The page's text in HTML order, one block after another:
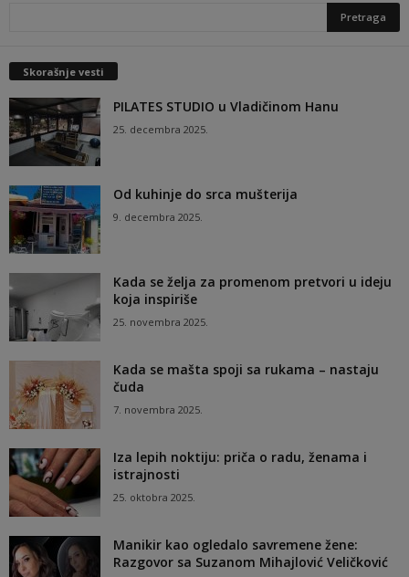
Skorašnje vesti
PILATES STUDIO u Vladičinom Hanu
25. decembra 2025.
Od kuhinje do srca mušterija
9. decembra 2025.
Kada se želja za promenom pretvori u ideju
koja inspiriše
25. novembra 2025.
Kada se mašta spoji sa rukama – nastaju
čuda
7. novembra 2025.
Iza lepih noktiju: priča o radu, ženama i
istrajnosti
25. oktobra 2025.
Manikir kao ogledalo savremene žene:
Razgovor sa Suzanom Mihajlović Veličković